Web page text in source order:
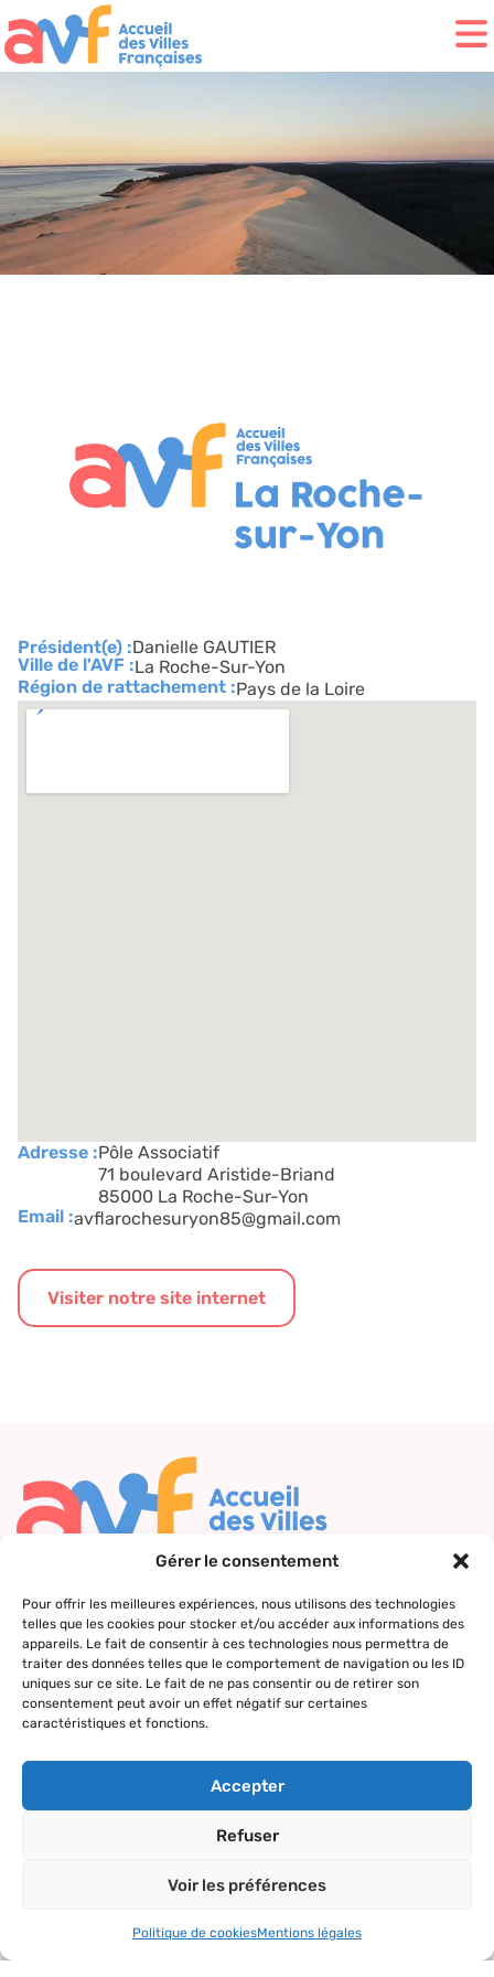
Gérer le consentement
Pour offrir les meilleures expériences, nous utilisons des technologies
telles que les cookies pour stocker et/ou accéder aux informations des
appareils. Le fait de consentir à ces technologies nous permettra de
traiter des données telles que le comportement de navigation ou les ID
uniques sur ce site. Le fait de ne pas consentir ou de retirer son
consentement peut avoir un effet négatif sur certaines
caractéristiques et fonctions.
Accepter
Refuser
Voir les préférences
Politique de cookiesMentions légales
Président(e) :Danielle GAUTIER
Ville de l'AVF :La Roche-Sur-Yon
Région de rattachement :Pays de la Loire
Adresse :Pôle Associatif
71 boulevard Aristide-Briand
85000 La Roche-Sur-Yon
Email :avflarochesuryon85@gmail.com
Visiter notre site internet
Nous contacter
Qui sommes-
nous ?
Nos valeurs
La charte AVF
Nos actions
Accueil des
nouveaux
arrivants
Rencontres
Activités et
Le réseau
AVF
Répertoire
des AVF
l’actualité du
réseau
Suivez-nous